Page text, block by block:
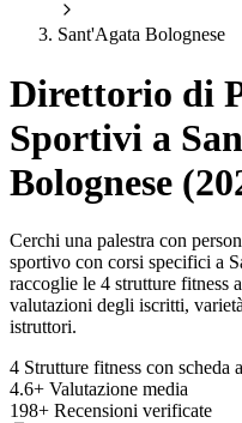
Sant'Agata Bolognese
Direttorio di
Sportivi a
Bolognese
Cerchi una palestra con
sportivo con corsi specifici a
raccoglie le 4 strutture fitness
valutazioni degli iscritti,
istruttori.
4 Strutture fitness con scheda
4.6+ Valutazione media
198+ Recensioni verificate